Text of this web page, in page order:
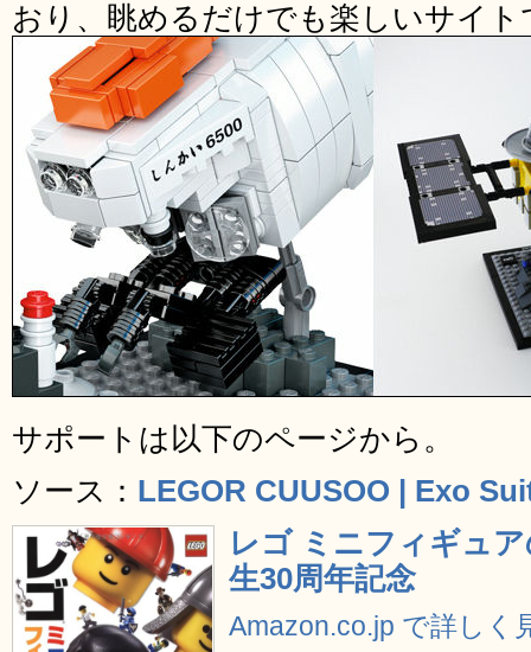
おり、眺めるだけでも楽しいサイト
サポートは以下のページから。
ソース： LEGOR CUUSOO | Exo
レゴ ミニフィギュ
生30周年記念
Amazon.co.jp で詳しく